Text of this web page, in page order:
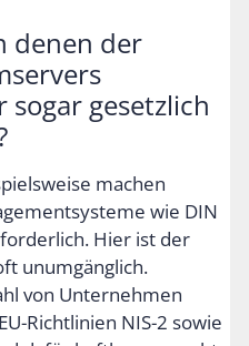
denen der
gesetzlich
machen
wie DIN
Hier ist der
unumgänglich.
von Unternehmen
Richtlinien NIS-2 sowie